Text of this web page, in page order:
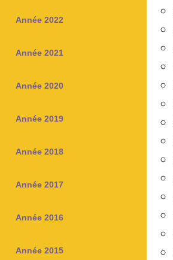
Année 2022
Année 2021
Année 2020
Année 2019
Année 2018
Année 2017
Année 2016
Année 2015